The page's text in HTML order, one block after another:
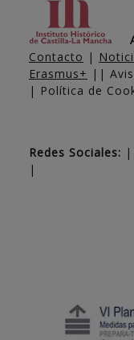
Contacto |
Erasmus+ ||
| Política de
Redes Sociales: |
|